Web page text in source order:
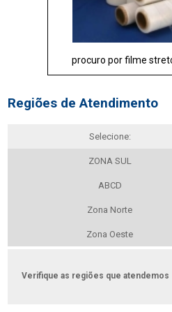
procuro por filme
Regiões de Atendimento
Selecione:
ZONA SUL
ABCD
Zona Norte
Zona Oeste
Verifique as regiões que atendemos